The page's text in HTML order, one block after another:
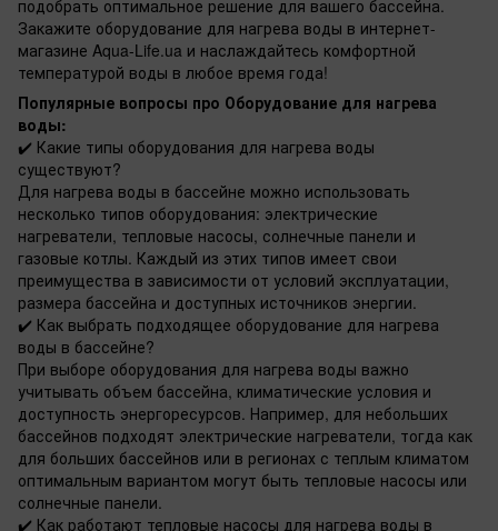
подобрать оптимальное решение для вашего бассейна.
Закажите оборудование для нагрева воды в интернет-
магазине Aqua-Life.ua и наслаждайтесь комфортной
температурой воды в любое время года!
Популярные вопросы про Оборудование для нагрева
воды:
✔️ Какие типы оборудования для нагрева воды
существуют?
Для нагрева воды в бассейне можно использовать
несколько типов оборудования: электрические
нагреватели, тепловые насосы, солнечные панели и
газовые котлы. Каждый из этих типов имеет свои
преимущества в зависимости от условий эксплуатации,
размера бассейна и доступных источников энергии.
✔️ Как выбрать подходящее оборудование для нагрева
воды в бассейне?
При выборе оборудования для нагрева воды важно
учитывать объем бассейна, климатические условия и
доступность энергоресурсов. Например, для небольших
бассейнов подходят электрические нагреватели, тогда как
для больших бассейнов или в регионах с теплым климатом
оптимальным вариантом могут быть тепловые насосы или
солнечные панели.
✔️ Как работают тепловые насосы для нагрева воды в